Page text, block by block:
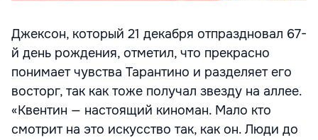
Джексон, который 21 декабря отпраздновал 67-
й день рождения, отметил, что прекрасно
понимает чувства Тарантино и разделяет его
восторг, так как тоже получал звезду на аллее.
«Квентин — настоящий киноман. Мало кто
смотрит на это искусство так, как он. Люди до